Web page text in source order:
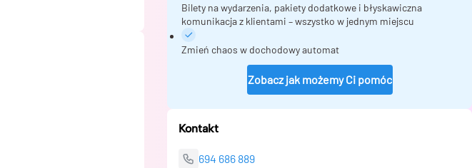
Bilety na wydarzenia, pakiety dodatkowe i błyskawiczna
komunikacja z klientami – wszystko w jednym miejscu
Zmień chaos w dochodowy automat
Zobacz jak możemy Ci pomóc
Kontakt
694 686 889